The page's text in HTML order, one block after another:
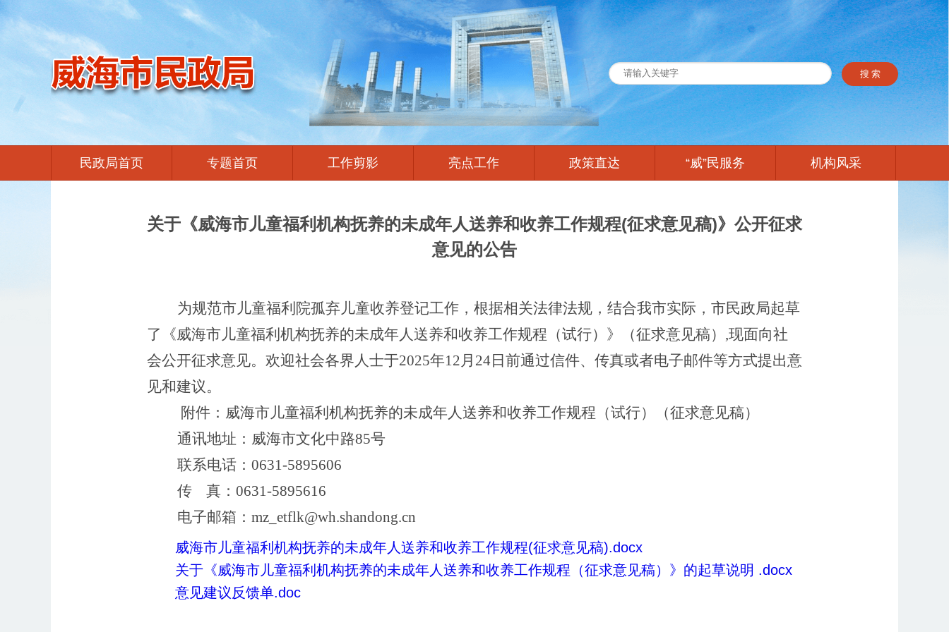
民政局首页 专题首页 工作剪影 亮点工作 政策直达 “威”民服务 机构风采
关于《威海市儿童福利机构抚养的未成年人送养和收养工作规程(征求意见稿)》公开征求
意见的公告
为规范市儿童福利院孤弃儿童收养登记工作，根据相关法律法规，结合我市实际，市民政局起草
了《威海市儿童福利机构抚养的未成年人送养和收养工作规程（试行）》（征求意见稿） ,现面向社
会公开征求意见。欢迎社会各界人士于2025年12月 24日前通过信件、传真或者电子邮件等方式提出意
见和建议。
附件：威海市儿童福利机构抚养的未成年人送养和收养工作规程（试行）
（征求意见稿）
通讯地址：威海市文化中路85号
联系电话： 0631-5895606
传
真： 0631-5895616
电子邮箱： mz_etflk@wh.shandong.cn
威海市儿童福利机构抚养的未成年人送养和收养工作规程(征求意见稿).docx
关于《威海市儿童福利机构抚养的未成年人送养和收养工作规程（征求意见稿）》的起草说明 .docx
意见建议反馈单.doc